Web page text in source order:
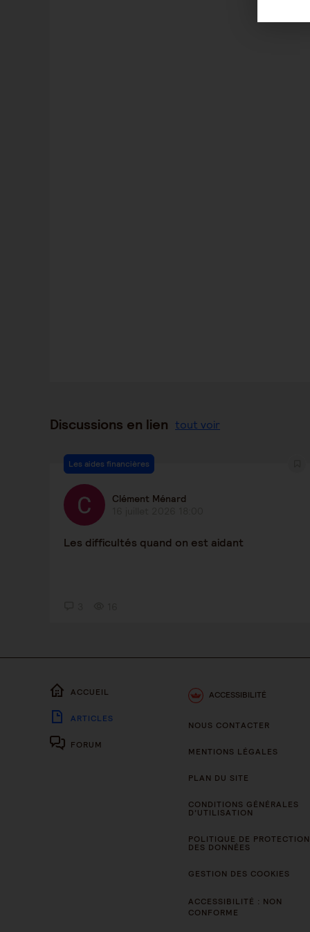
Discussions en lien tout voir
Les aides financières
Clément Ménard
Les difficultés quand on est aidant
ACCUEIL
ARTICLES
FORUM
ACCESSIBILITÉ
NOUS CONTACTER
MENTIONS LÉGALES
PLAN DU SITE
CONDITIONS GÉNÉRALES
D’UTILISATION
POLITIQUE DE PROTECTION
DES DONNÉES
GESTION DES COOKIES
ACCESSIBILITÉ : NON
CONFORME